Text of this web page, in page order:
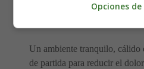
técnicas de relajación son
Un ambiente tranquilo, cálido
de partida para reducir el
Opciones